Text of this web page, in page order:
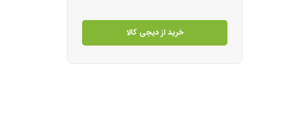
خرید از دیجی کالا